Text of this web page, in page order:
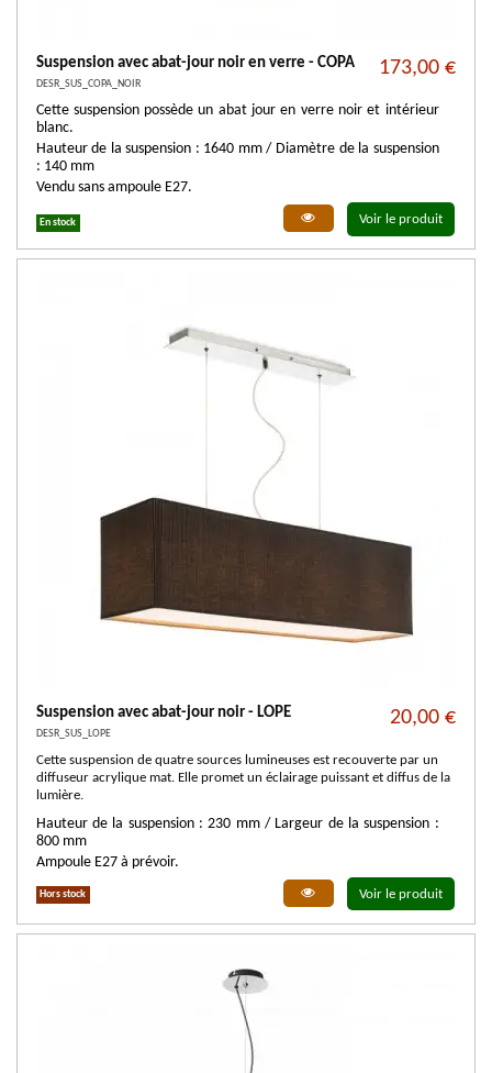
Suspension avec abat-jour noir en verre - COPA
DESR_SUS_COPA_NOIR
173,00 €
Cette suspension possède un abat jour en verre noir et intérieur
blanc.
Hauteur de la suspension : 1640 mm / Diamètre de la suspension
: 140 mm
Vendu sans ampoule E27.
En stock Voir le produit
Suspension avec abat-jour noir - LOPE
DESR_SUS_LOPE
20,00 €
Cette suspension de quatre sources lumineuses est recouverte par un
diffuseur acrylique mat. Elle promet un éclairage puissant et diffus de la
lumière.
Hauteur de la suspension : 230 mm / Largeur de la suspension :
800 mm
Ampoule E27 à prévoir.
Hors stock Voir le produit